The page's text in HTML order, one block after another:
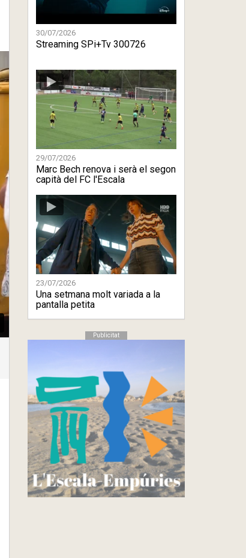
30/07/2026
Streaming SPi+Tv 300726
29/07/2026
Marc Bech renova i serà el segon
capità del FC l'Escala
23/07/2026
Una setmana molt variada a la
pantalla petita
Publicitat